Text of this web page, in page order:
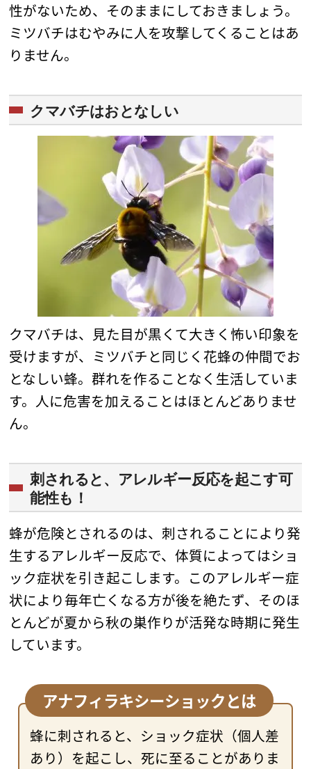
性がないため、そのままにしておきましょう。
ミツバチはむやみに人を攻撃してくることはあ
りません。
クマバチはおとなしい
クマバチは、見た目が黒くて大きく怖い印象を
受けますが、ミツバチと同じく花蜂の仲間でお
となしい蜂。群れを作ることなく生活していま
す。人に危害を加えることはほとんどありませ
ん。
刺されると、アレルギー反応を起こす可
能性も！
蜂が危険とされるのは、刺されることにより発
生するアレルギー反応で、体質によってはショ
ック症状を引き起こします。このアレルギー症
状により毎年亡くなる方が後を絶たず、そのほ
とんどが夏から秋の巣作りが活発な時期に発生
しています。
アナフィラキシーショックとは
蜂に刺されると、ショック症状（個人差
あり）を起こし、死に至ることがありま